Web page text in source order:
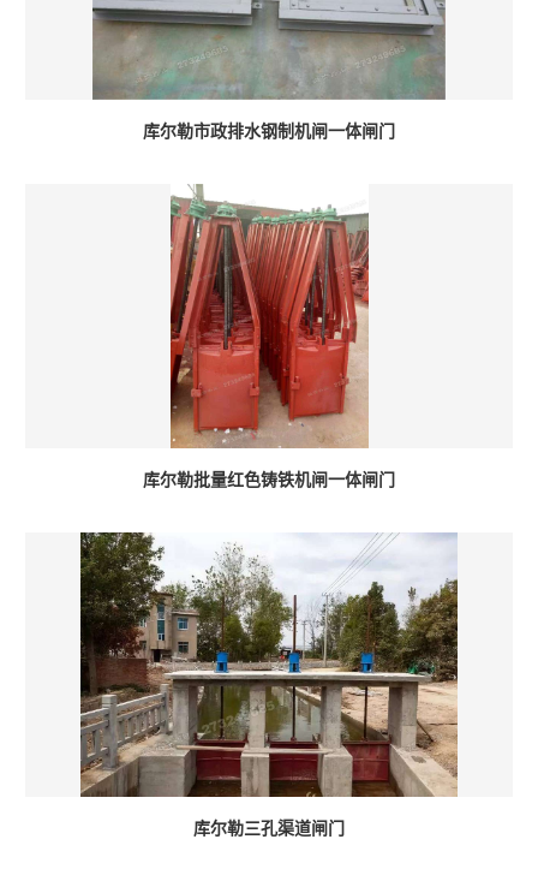
库尔勒市政排水钢制机闸一体闸门
库尔勒批量红色铸铁机闸一体闸门
库尔勒三孔渠道闸门